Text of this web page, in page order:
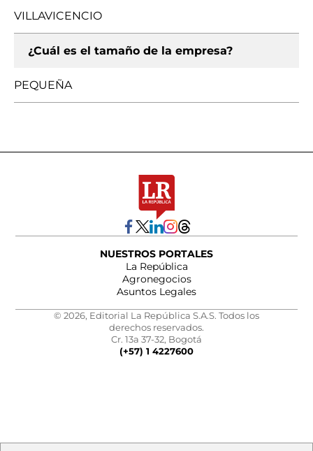
VILLAVICENCIO
¿Cuál es el tamaño de la empresa?
PEQUEÑA
NUESTROS PORTALES
La República
Agronegocios
Asuntos Legales
© 2026, Editorial La República S.A.S. Todos los
derechos reservados.
Cr. 13a 37-32, Bogotá
(+57) 1 4227600